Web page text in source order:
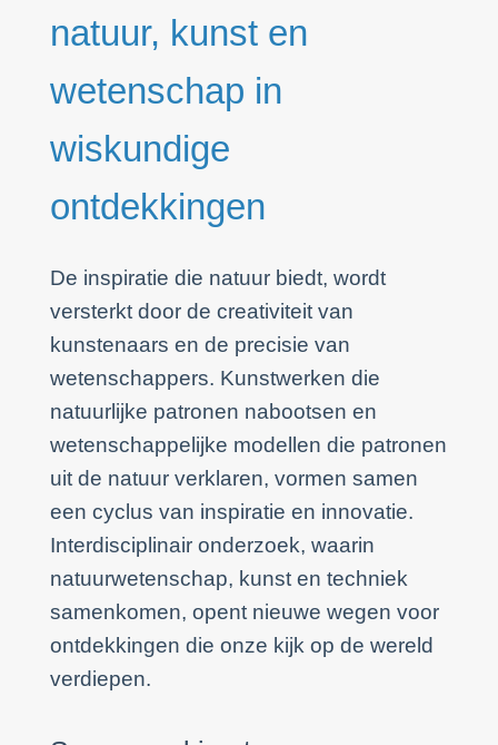
natuur, kunst en
wetenschap in
wiskundige
ontdekkingen
De inspiratie die natuur biedt, wordt
versterkt door de creativiteit van
kunstenaars en de precisie van
wetenschappers. Kunstwerken die
natuurlijke patronen nabootsen en
wetenschappelijke modellen die patronen
uit de natuur verklaren, vormen samen
een cyclus van inspiratie en innovatie.
Interdisciplinair onderzoek, waarin
natuurwetenschap, kunst en techniek
samenkomen, opent nieuwe wegen voor
ontdekkingen die onze kijk op de wereld
verdiepen.